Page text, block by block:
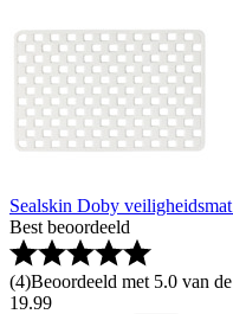
Sealskin Doby
Best beoordeeld
(4)Beoordeeld met 5.0 van
19.99